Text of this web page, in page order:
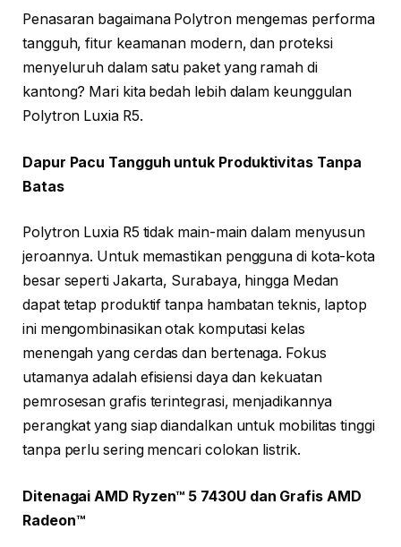
Penasaran bagaimana Polytron mengemas performa
tangguh, fitur keamanan modern, dan proteksi
menyeluruh dalam satu paket yang ramah di
kantong? Mari kita bedah lebih dalam keunggulan
Polytron Luxia R5.
Dapur Pacu Tangguh untuk Produktivitas Tanpa
Batas
Polytron Luxia R5 tidak main-main dalam menyusun
jeroannya. Untuk memastikan pengguna di kota-kota
besar seperti Jakarta, Surabaya, hingga Medan
dapat tetap produktif tanpa hambatan teknis, laptop
ini mengombinasikan otak komputasi kelas
menengah yang cerdas dan bertenaga. Fokus
utamanya adalah efisiensi daya dan kekuatan
pemrosesan grafis terintegrasi, menjadikannya
perangkat yang siap diandalkan untuk mobilitas tinggi
tanpa perlu sering mencari colokan listrik.
Ditenagai AMD Ryzen™ 5 7430U dan Grafis AMD
Radeon™